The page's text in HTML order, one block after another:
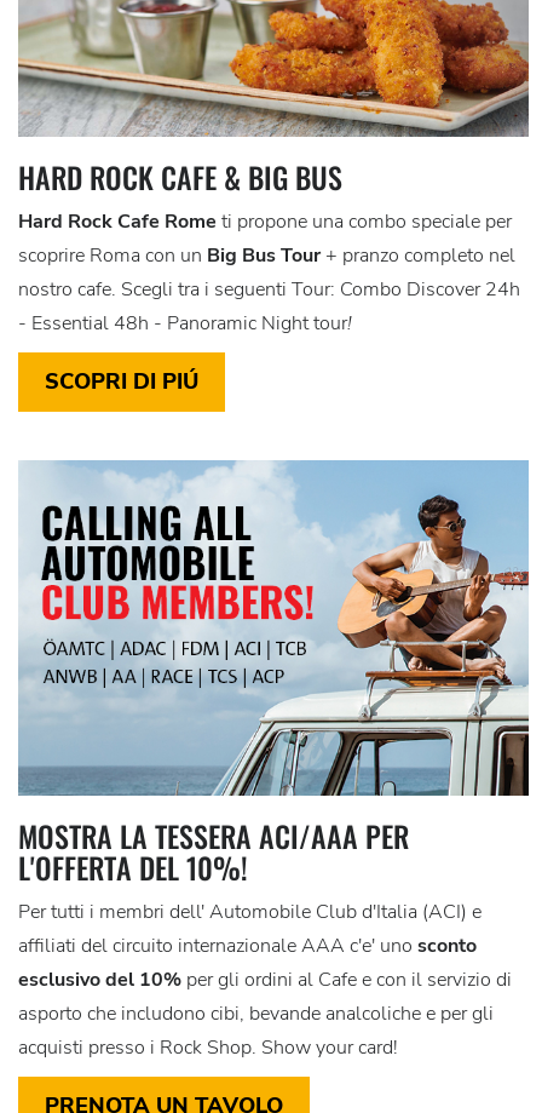
HARD ROCK CAFE & BIG BUS
Hard Rock Cafe Rome ti propone una combo speciale per
scoprire Roma con un Big Bus Tour+ pranzo completo nel
nostro cafe. Scegli tra i seguenti Tour: Combo Discover 24h
- Essential 48h - Panoramic Night tour!
SCOPRI DI PIÚ
MOSTRA LA TESSERA ACI/AAA PER
L'OFFERTA DEL 10%!
Per tutti i membri dell' Automobile Club d'Italia (ACI) e
affiliati del circuito internazionale AAA c'e' uno sconto
esclusivo del 10% per gli ordini al Cafe e con il servizio di
asporto che includono cibi, bevande analcoliche e per gli
acquisti presso i Rock Shop. Show your card!
PRENOTA UN TAVOLO